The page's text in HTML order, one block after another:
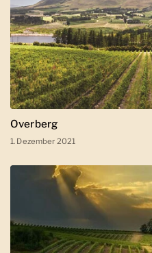
Overberg
1. Dezember 2021